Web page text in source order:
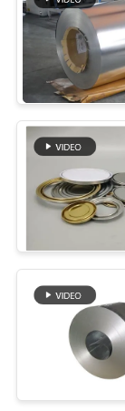
Fer-